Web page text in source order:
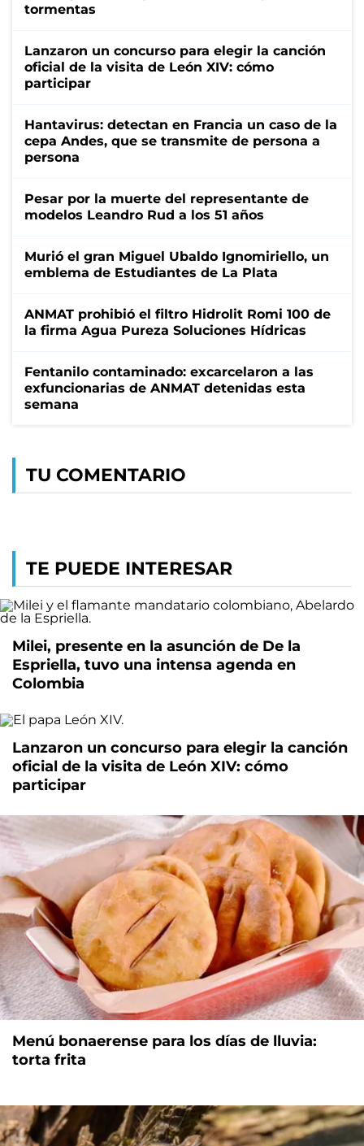
tormentas
Lanzaron un concurso para elegir la canción
oficial de la visita de León XIV: cómo
participar
Hantavirus: detectan en Francia un caso de la
cepa Andes, que se transmite de persona a
persona
Pesar por la muerte del representante de
modelos Leandro Rud a los 51 años
Murió el gran Miguel Ubaldo Ignomiriello, un
emblema de Estudiantes de La Plata
ANMAT prohibió el filtro Hidrolit Romi 100 de
la firma Agua Pureza Soluciones Hídricas
Fentanilo contaminado: excarcelaron a las
exfuncionarias de ANMAT detenidas esta
semana
TU COMENTARIO
TE PUEDE INTERESAR
Milei, presente en la asunción de De la
Espriella, tuvo una intensa agenda en
Colombia
Lanzaron un concurso para elegir la canción
oficial de la visita de León XIV: cómo
participar
Menú bonaerense para los días de lluvia:
torta frita